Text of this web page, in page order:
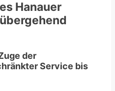
Hanauer
der
Service bis